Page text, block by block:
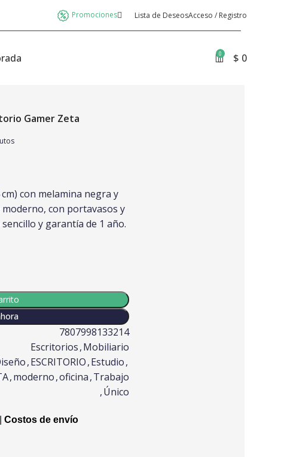
Promociones Lista de DeseosAcceso / Registro
0 $ 0
Gamer Zeta
con melamina negra y
con portavasos y
y garantía de 1 año.
7807998133214
Escritorios,Mobiliario
,ESCRITORIO,Estudio,
,moderno,oficina,Trabajo
,Único
Costos de envío